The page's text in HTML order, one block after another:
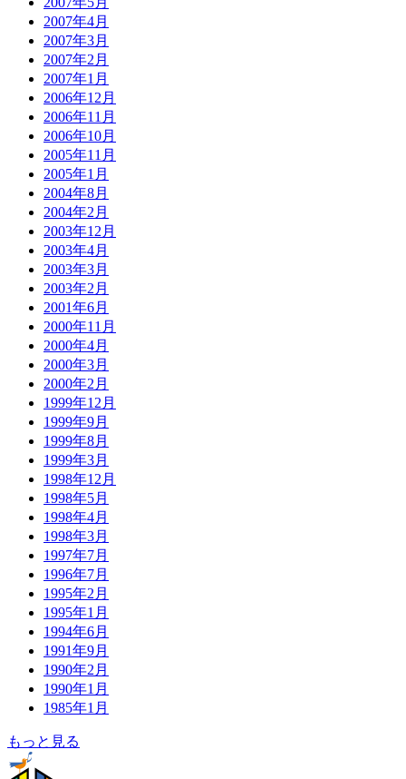
2007年4月
2007年3月
2007年2月
2007年1月
2006年12月
2006年11月
2006年10月
2005年11月
2005年1月
2004年8月
2004年2月
2003年12月
2003年4月
2003年3月
2003年2月
2001年6月
2000年11月
2000年4月
2000年3月
2000年2月
1999年12月
1999年9月
1999年8月
1999年3月
1998年12月
1998年5月
1998年4月
1998年3月
1997年7月
1996年7月
1995年2月
1995年1月
1994年6月
1991年9月
1990年2月
1990年1月
1985年1月
もっと見る